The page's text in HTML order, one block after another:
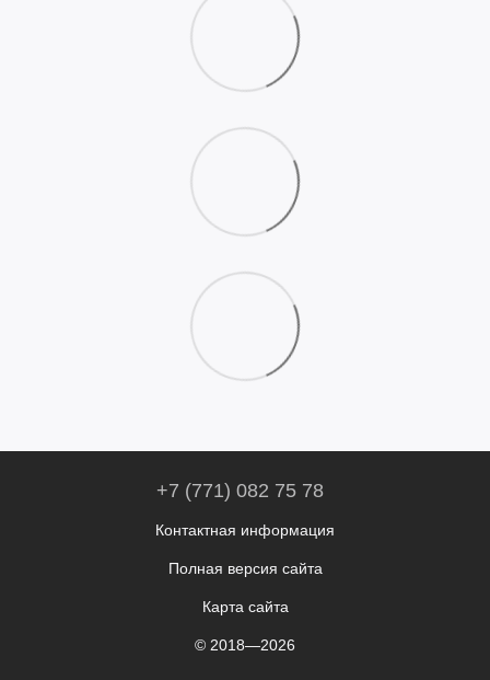
+7 (771) 082 75 78
Контактная информация
Полная версия сайта
Карта сайта
© 2018—2026